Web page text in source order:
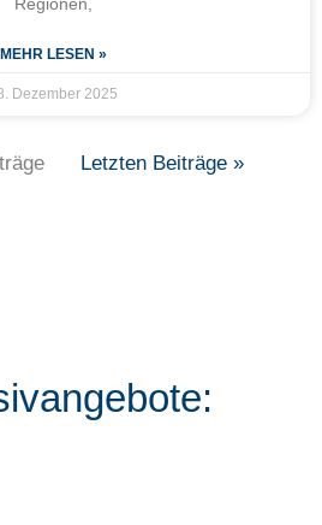
Regionen,
MEHR LESEN »
Dezember 2025
Letzten Beiträge »